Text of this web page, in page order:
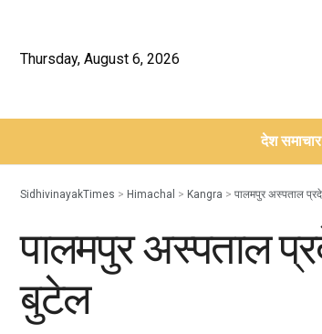
Thursday, August 6, 2026
देश समाचार
SidhivinayakTimes > Himachal > Kangra > पालमपुर अस्पताल
पालमपुर अस्पताल
बुटेल